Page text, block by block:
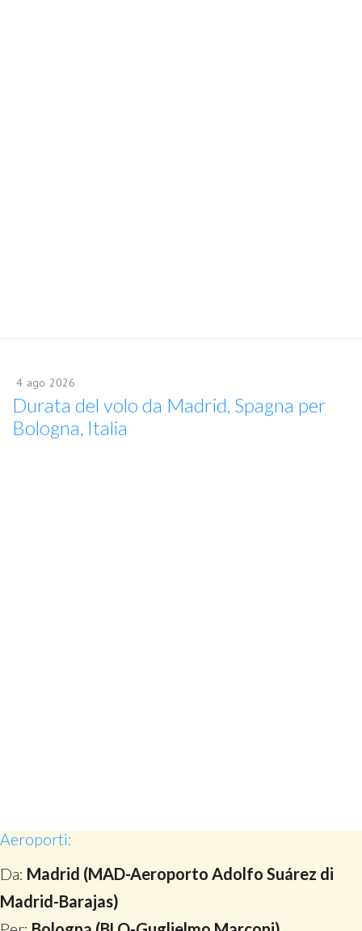
4 ago 2026
Durata del volo da Madrid, Spagna per
Bologna, Italia
Aeroporti:
Da: Madrid (MAD-Aeroporto Adolfo Suárez di
Madrid-Barajas)